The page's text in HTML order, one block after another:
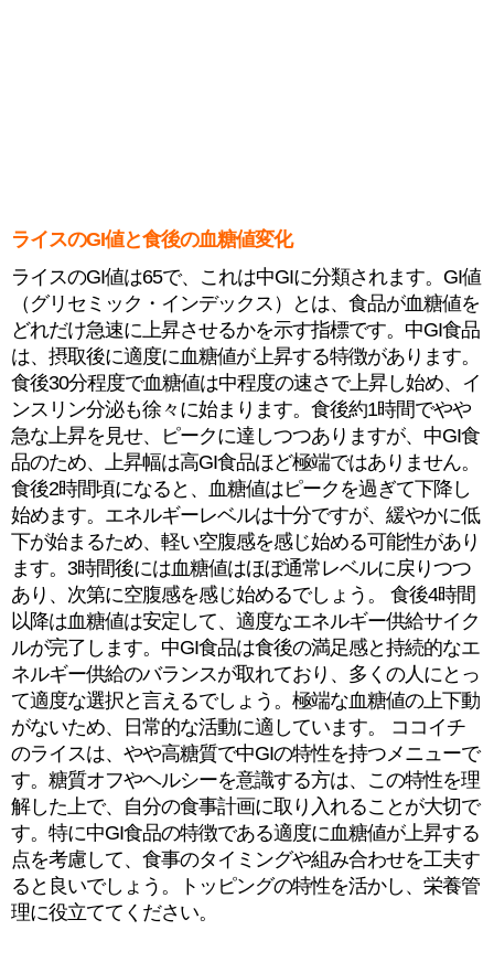
ライスのGI値と食後の血糖値変化
ライスのGI値は65で、これは中GIに分類されます。GI値
（グリセミック・インデックス）とは、食品が血糖値を
どれだけ急速に上昇させるかを示す指標です。中GI食品
は、摂取後に適度に血糖値が上昇する特徴があります。
食後30分程度で血糖値は中程度の速さで上昇し始め、イ
ンスリン分泌も徐々に始まります。食後約1時間でやや
急な上昇を見せ、ピークに達しつつありますが、中GI食
品のため、上昇幅は高GI食品ほど極端ではありません。
食後2時間頃になると、血糖値はピークを過ぎて下降し
始めます。エネルギーレベルは十分ですが、緩やかに低
下が始まるため、軽い空腹感を感じ始める可能性があり
ます。3時間後には血糖値はほぼ通常レベルに戻りつつ
あり、次第に空腹感を感じ始めるでしょう。 食後4時間
以降は血糖値は安定して、適度なエネルギー供給サイク
ルが完了します。中GI食品は食後の満足感と持続的なエ
ネルギー供給のバランスが取れており、多くの人にとっ
て適度な選択と言えるでしょう。極端な血糖値の上下動
がないため、日常的な活動に適しています。 ココイチ
のライスは、やや高糖質で中GIの特性を持つメニューで
す。糖質オフやヘルシーを意識する方は、この特性を理
解した上で、自分の食事計画に取り入れることが大切で
す。特に中GI食品の特徴である適度に血糖値が上昇する
点を考慮して、食事のタイミングや組み合わせを工夫す
ると良いでしょう。トッピングの特性を活かし、栄養管
理に役立ててください。